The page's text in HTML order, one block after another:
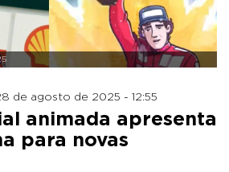
de agosto de 2025 - 12:55
animada apresenta
para novas